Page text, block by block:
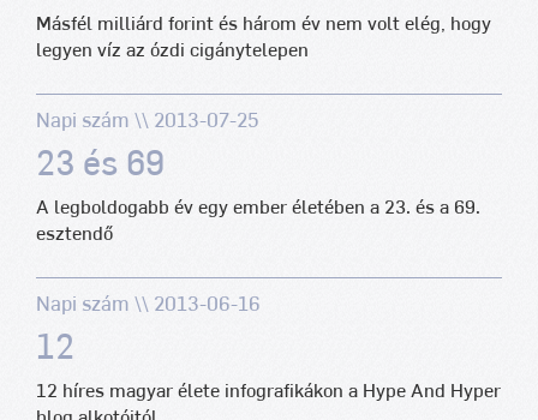
Másfél milliárd forint és három év nem volt elég, hogy
legyen víz az ózdi cigánytelepen
Napi szám \\ 2013-07-25
23 és 69
A legboldogabb év egy ember életében a 23. és a 69.
esztendő
Napi szám \\ 2013-06-16
12
12 híres magyar élete infografikákon a Hype And Hyper